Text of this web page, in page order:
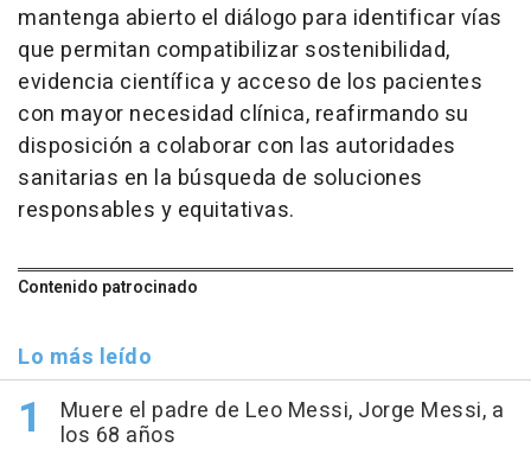
mantenga abierto el diálogo para identificar vías
que permitan compatibilizar sostenibilidad,
evidencia científica y acceso de los pacientes
con mayor necesidad clínica, reafirmando su
disposición a colaborar con las autoridades
sanitarias en la búsqueda de soluciones
responsables y equitativas.
Contenido patrocinado
Lo más leído
Muere el padre de Leo Messi, Jorge Messi, a
los 68 años